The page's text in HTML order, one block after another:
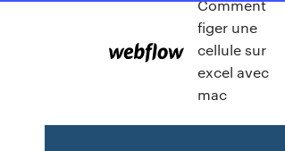
Comment
figer une
cellule sur
excel avec
mac